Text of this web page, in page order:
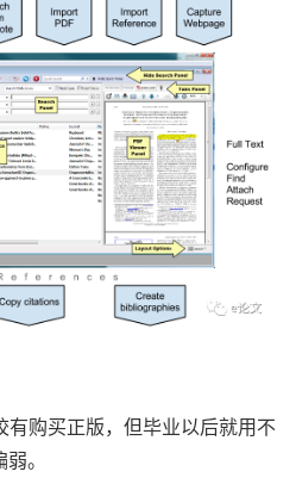
有购买正版，但毕业以后就用不
。